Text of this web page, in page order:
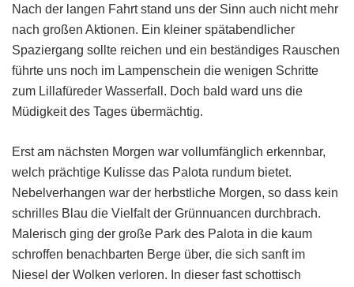
Nach der langen Fahrt stand uns der Sinn auch nicht mehr
nach großen Aktionen. Ein kleiner spätabendlicher
Spaziergang sollte reichen und ein beständiges Rauschen
führte uns noch im Lampenschein die wenigen Schritte
zum Lillafüreder Wasserfall. Doch bald ward uns die
Müdigkeit des Tages übermächtig.
Erst am nächsten Morgen war vollumfänglich erkennbar,
welch prächtige Kulisse das Palota rundum bietet.
Nebelverhangen war der herbstliche Morgen, so dass kein
schrilles Blau die Vielfalt der Grünnuancen durchbrach.
Malerisch ging der große Park des Palota in die kaum
schroffen benachbarten Berge über, die sich sanft im
Niesel der Wolken verloren. In dieser fast schottisch